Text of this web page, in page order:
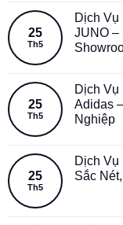
25
Th5
Dịch
JUNO –
25
Th5
Dịch Vụ
Adidas
Nghiệp
25
Th5
Dịch Vụ
Sắc